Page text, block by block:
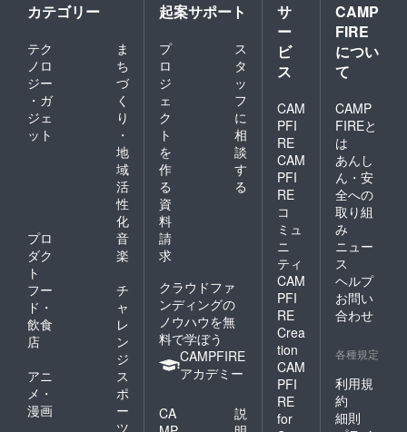
カテゴリー
テク
ノロ
ジー
・ガ
ジェ
ット
ま
ち
づ
く
り
・
地
域
活
性
化
プロ
ダク
ト
音
楽
フー
ド・
飲食
店
チ
ャ
レ
ン
ジ
アニ
メ・
漫画
ス
ポ
ー
ツ
起案サポート
プ
ロ
ジ
ェ
ク
ト
を
作
る
ス
タ
ッ
フ
に
相
談
す
る
資
料
請
求
クラウドファ
ンディングの
ノウハウを無
料で学ぼう
CAMPFIRE
アカデミー
CA
説
サ
ー
ビ
ス
CAM
PFI
RE
CAM
PFI
RE
コ
ミュ
ニ
ティ
CAM
PFI
RE
Crea
tion
CAM
PFI
RE
for
CAMP
FIRE
につい
て
CAMP
FIREと
は
あんし
ん・安
全への
取り組
み
ニュー
ス
ヘルプ
お問い
合わせ
各種規定
利用規
約
細則